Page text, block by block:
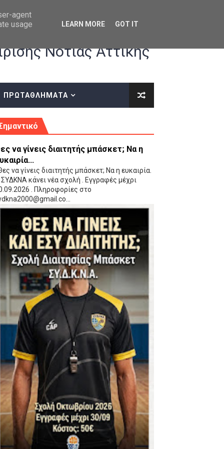
οδηγίες επί του ΚΑΝΟΝΙΣΜΟΥ ΕΓΓΡΑΦΩΝ-ΜΕΤΑΓΡΑΦΩΝ ΤΗΣ
(VIDEO)
-ΕΘΝΙΚΟΣ ΛΑΓΥΝΩΝ
- Στον τελικό με Ερμή Αργ. νίκησε 72-54 το Πέρα
-ΠΕΡΑ (21.30)
στην Ένωση
-20 77-69 την φοβερή Προοδευτική
Νότιας Αττικής
ΠΡΩΤΑΘΛΗΜΑΤΑ
να γίνεις διαιτητής μπάσκετ; Να η
να γίνεις διαιτητής μπάσκετ; Να η ευκαιρία.
κάνει νέα σχολή . Εγγραφές μέχρι
. Πληροφορίες στο
agent
usage
LEARN MORE GOT IT